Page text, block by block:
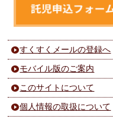
すくすくメールの登録へ
モバイル版のご案内
このサイトについて
個人情報の取扱について